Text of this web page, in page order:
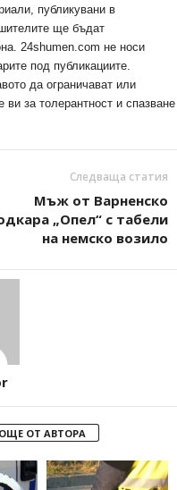
публикувани в
ще бъдат
24shumen.com не носи
под публикациите.
да ограничават или
за толерантност и спазване
Следваща статия
Мъж от Варненско
„Опел“ с табели
на немско возило
ОЩЕ ОТ АВТОРА